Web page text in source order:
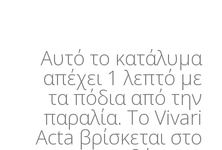
Αυτό το κατάλυμα
απέχει 1 λεπτό με
τα πόδια από την
παραλία. Το Vivari
Acta βρίσκεται στο